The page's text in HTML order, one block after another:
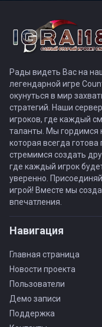
Рады видеть Вас на
легендарной игре
окунуться в мир
стратегий. Наши
игроков, где каждый
таланты. Мы гордимся
которая всегда
стремимся создать
где каждый игрок
уверенно.
игрой! Вместе мы
впечатления.
Навигация
Главная страница
Новости проекта
Пользователи
Демо записи
Поддержка